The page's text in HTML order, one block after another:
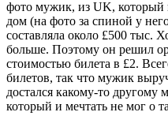
фото мужик, из UK, который
дом (на фото за спиной у
составляла около £500 тыс.
больше. Поэтому он решил
стоимостью билета в £2.
билетов, так что мужик
достался какому-то другому
который и мечтать не мог о